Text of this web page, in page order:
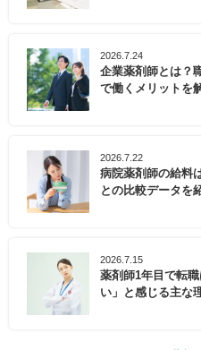
2026.7.24
企業薬剤師とは？
で働くメリットを
2026.7.22
病院薬剤師の給料
との比較データを
2026.7.15
薬剤師1年目で転
い」と感じる主な